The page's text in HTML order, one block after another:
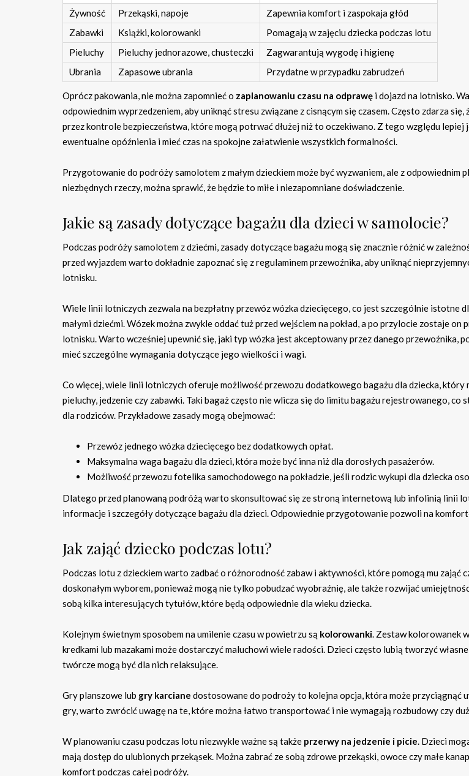
Żywność
Przekąski, napoje
Zapewnia komfort i zaspokaja głód
Zabawki
Książki, kolorowanki
Pomagają w zajęciu dziecka podczas lotu
Pieluchy
Pieluchy jednorazowe, chusteczki
Zagwarantują wygodę i higienę
Ubrania
Zapasowe ubrania Przydatne w przypadku zabrudzeń
Oprócz pakowania, nie można zapomnieć o zaplanowaniu czasu na odprawę i dojazd na lotnisko.
odpowiednim wyprzedzeniem, aby uniknąć stresu związane z cisnącym się czasem. Często zdarza
przez kontrole bezpieczeństwa, które mogą potrwać dłużej niż to oczekiwano. Z tego względu
ewentualne opóźnienia i mieć czas na spokojne załatwienie wszystkich formalności.
Przygotowanie do podróży samolotem z małym dzieckiem może być wyzwaniem, ale z odpowiednim
niezbędnych rzeczy, można sprawić, że będzie to miłe i niezapomniane doświadczenie.
Jakie są zasady dotyczące bagażu dla dzieci w samolocie?
Podczas podróży samolotem z dziećmi, zasady dotyczące bagażu mogą się znacznie różnić w
przed wyjazdem warto dokładnie zapoznać się z regulaminem przewoźnika, aby uniknąć
lotnisku.
Wiele linii lotniczych zezwala na bezpłatny przewóz wózka dziecięcego, co jest szczególnie istotne
małymi dziećmi. Wózek można zwykle oddać tuż przed wejściem na pokład, a po przylocie zostaje on
lotnisku. Warto wcześniej upewnić się, jaki typ wózka jest akceptowany przez danego przewoźnika,
mieć szczególne wymagania dotyczące jego wielkości i wagi.
Co więcej, wiele linii lotniczych oferuje możliwość przewozu dodatkowego bagażu dla dziecka, który
pieluchy, jedzenie czy zabawki. Taki bagaż często nie wlicza się do limitu bagażu rejestrowanego, co
dla rodziców. Przykładowe zasady mogą obejmować:
Przewóz jednego wózka dziecięcego bez dodatkowych opłat.
Maksymalna waga bagażu dla dzieci, która może być inna niż dla dorosłych pasażerów.
Możliwość przewozu fotelika samochodowego na pokładzie, jeśli rodzic wykupi dla dziecka
Dlatego przed planowaną podróżą warto skonsultować się ze stroną internetową lub infolinią linii
informacje i szczegóły dotyczące bagażu dla dzieci. Odpowiednie przygotowanie pozwoli na
Jak zająć dziecko podczas lotu?
Podczas lotu z dzieckiem warto zadbać o różnorodność zabaw i aktywności, które pomogą mu zająć
doskonałym wyborem, ponieważ mogą nie tylko pobudzać wyobraźnię, ale także rozwijać
sobą kilka interesujących tytułów, które będą odpowiednie dla wieku dziecka.
Kolejnym świetnym sposobem na umilenie czasu w powietrzu są kolorowanki. Zestaw kolorowanek
kredkami lub mazakami może dostarczyć maluchowi wiele radości. Dzieci często lubią tworzyć
twórcze mogą być dla nich relaksujące.
Gry planszowe lub gry karciane dostosowane do podroży to kolejna opcja, która może przyciągnąć
gry, warto zwrócić uwagę na te, które można łatwo transportować i nie wymagają rozbudowy czy
W planowaniu czasu podczas lotu niezwykle ważne są także przerwy na jedzenie i picie. Dzieci
mają dostęp do ulubionych przekąsek. Można zabrać ze sobą zdrowe przekąski, owoce czy małe
komfort podczas całej podróży.